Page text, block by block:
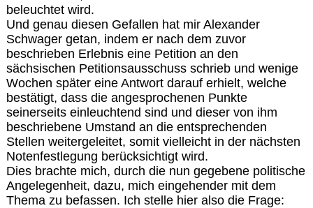
beleuchtet wird.
Und genau diesen Gefallen hat mir Alexander
Schwager getan, indem er nach dem zuvor
beschrieben Erlebnis eine Petition an den
sächsischen Petitionsausschuss schrieb und wenige
Wochen später eine Antwort darauf erhielt, welche
bestätigt, dass die angesprochenen Punkte
seinerseits einleuchtend sind und dieser von ihm
beschriebene Umstand an die entsprechenden
Stellen weitergeleitet, somit vielleicht in der nächsten
Notenfestlegung berücksichtigt wird.
Dies brachte mich, durch die nun gegebene politische
Angelegenheit, dazu, mich eingehender mit dem
Thema zu befassen. Ich stelle hier also die Frage: